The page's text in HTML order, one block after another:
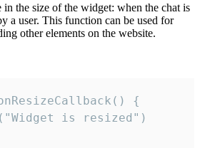
in the size of the widget: when the chat is
a user. This function can be used for
other elements on the website.
{
is resized")